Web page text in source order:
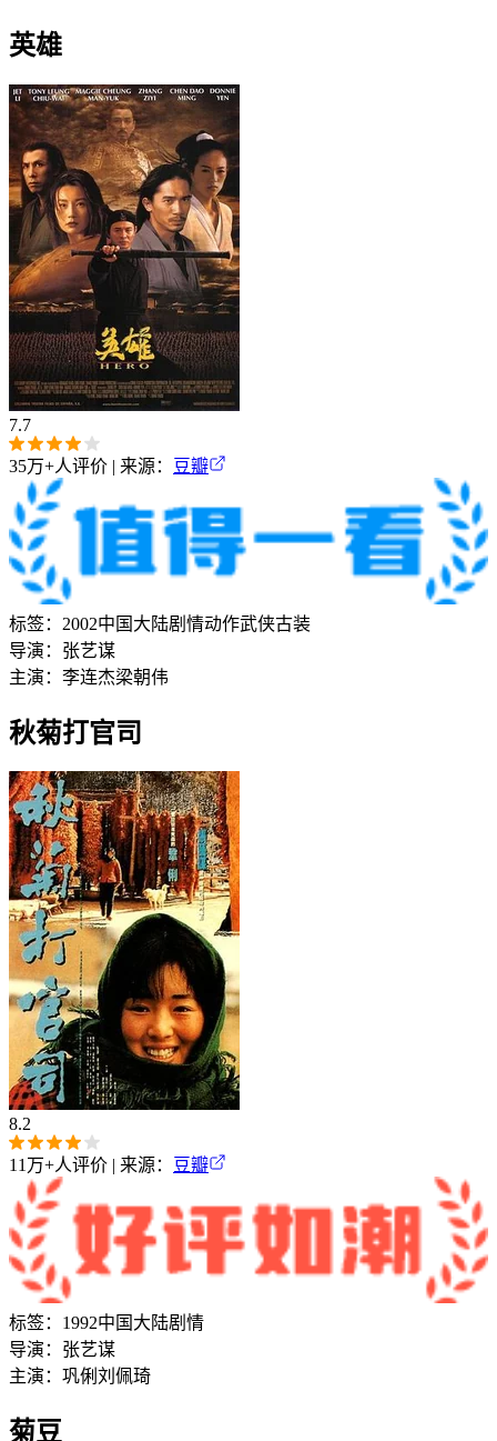
英雄
7.7
35万+人评价 | 来源： 豆瓣
标签： 2002中国大陆剧情动作武侠古装
导演： 张艺谋
主演： 李连杰梁朝伟
秋菊打官司
8.2
11万+人评价 | 来源： 豆瓣
标签： 1992中国大陆剧情
导演： 张艺谋
主演： 巩俐 刘佩琦
菊豆